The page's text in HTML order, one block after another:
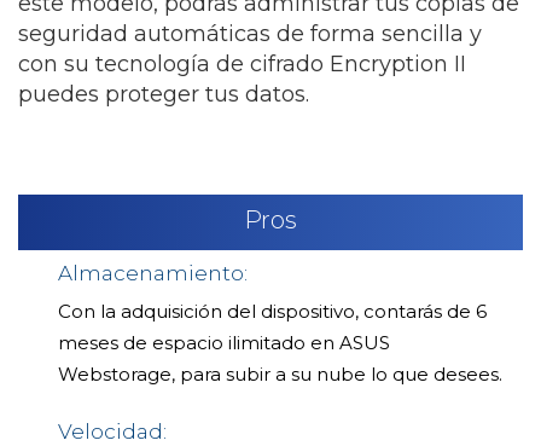
seguridad automáticas de forma sencilla y
con su tecnología de cifrado Encryption II
puedes proteger tus datos.
Pros
Almacenamiento:
Con la adquisición del dispositivo, contarás de 6
meses de espacio ilimitado en ASUS
Webstorage, para subir a su nube lo que desees.
Velocidad: